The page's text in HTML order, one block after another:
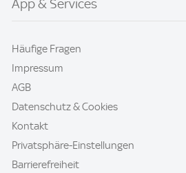
App & Services
Häufige Fragen
Impressum
AGB
Datenschutz & Cookies
Kontakt
Privatsphäre-Einstellungen
Barrierefreiheit